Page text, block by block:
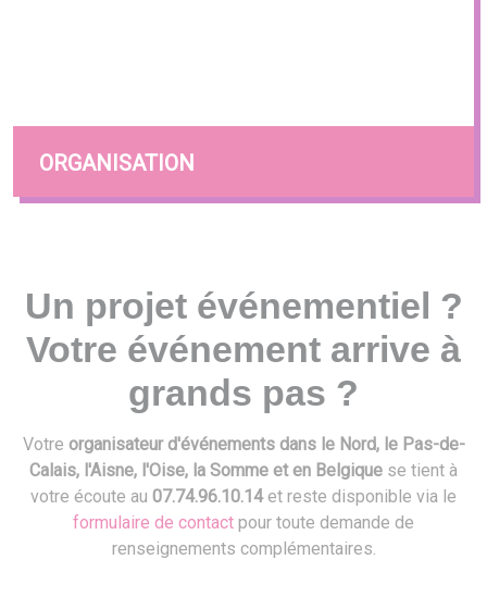
ORGANISATION
Un projet événementiel ?
Votre événement arrive à
grands pas ?
Votre organisateur d'événements dans le Nord, le Pas-de-
Calais, l'Aisne, l'Oise, la Somme et en Belgique se tient à
votre écoute au 07.74.96.10.14et reste disponible via le
formulaire de contact pour toute demande de
renseignements complémentaires.